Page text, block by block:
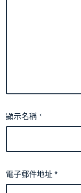
顯示名稱*
電子郵件地址*